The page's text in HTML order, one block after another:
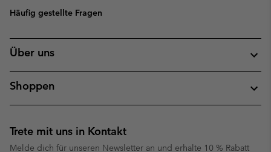
Häufig gestellte Fragen
Über uns
Shoppen
Trete mit uns in Kontakt
Melde dich für unseren Newsletter an und erhalte 10 % Rabatt